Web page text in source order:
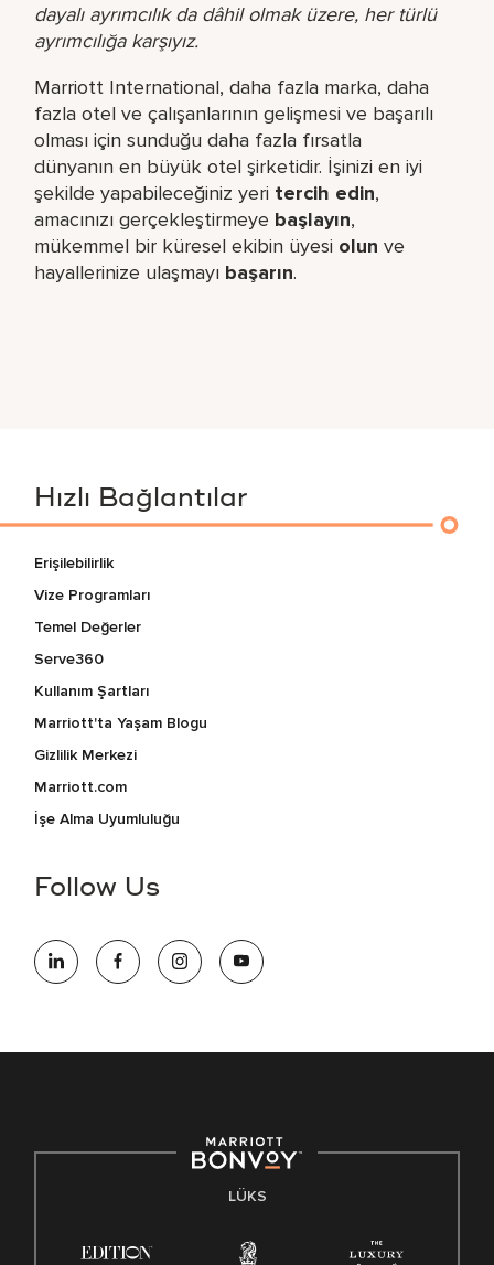
dayalı ayrımcılık da dâhil olmak üzere, her türlü
ayrımcılığa karşıyız.
Marriott International, daha fazla marka, daha
fazla otel ve çalışanlarının gelişmesi ve başarılı
olması için sunduğu daha fazla fırsatla
dünyanın en büyük otel şirketidir. İşinizi en iyi
şekilde yapabileceğiniz yeri​ tercih edin,
amacınızı gerçekleştirmeye başlayın,
mükemmel bir küresel​ ekibin üyesi olun ve
hayallerinize ulaşmayı başarın.
Hızlı Bağlantılar
Erişilebilirlik
Vize Programları
Temel Değerler
Serve360
Kullanım Şartları
Marriott'ta Yaşam Blogu
Gizlilik Merkezi
Marriott.com
İşe Alma Uyumluluğu
Follow Us
LÜKS